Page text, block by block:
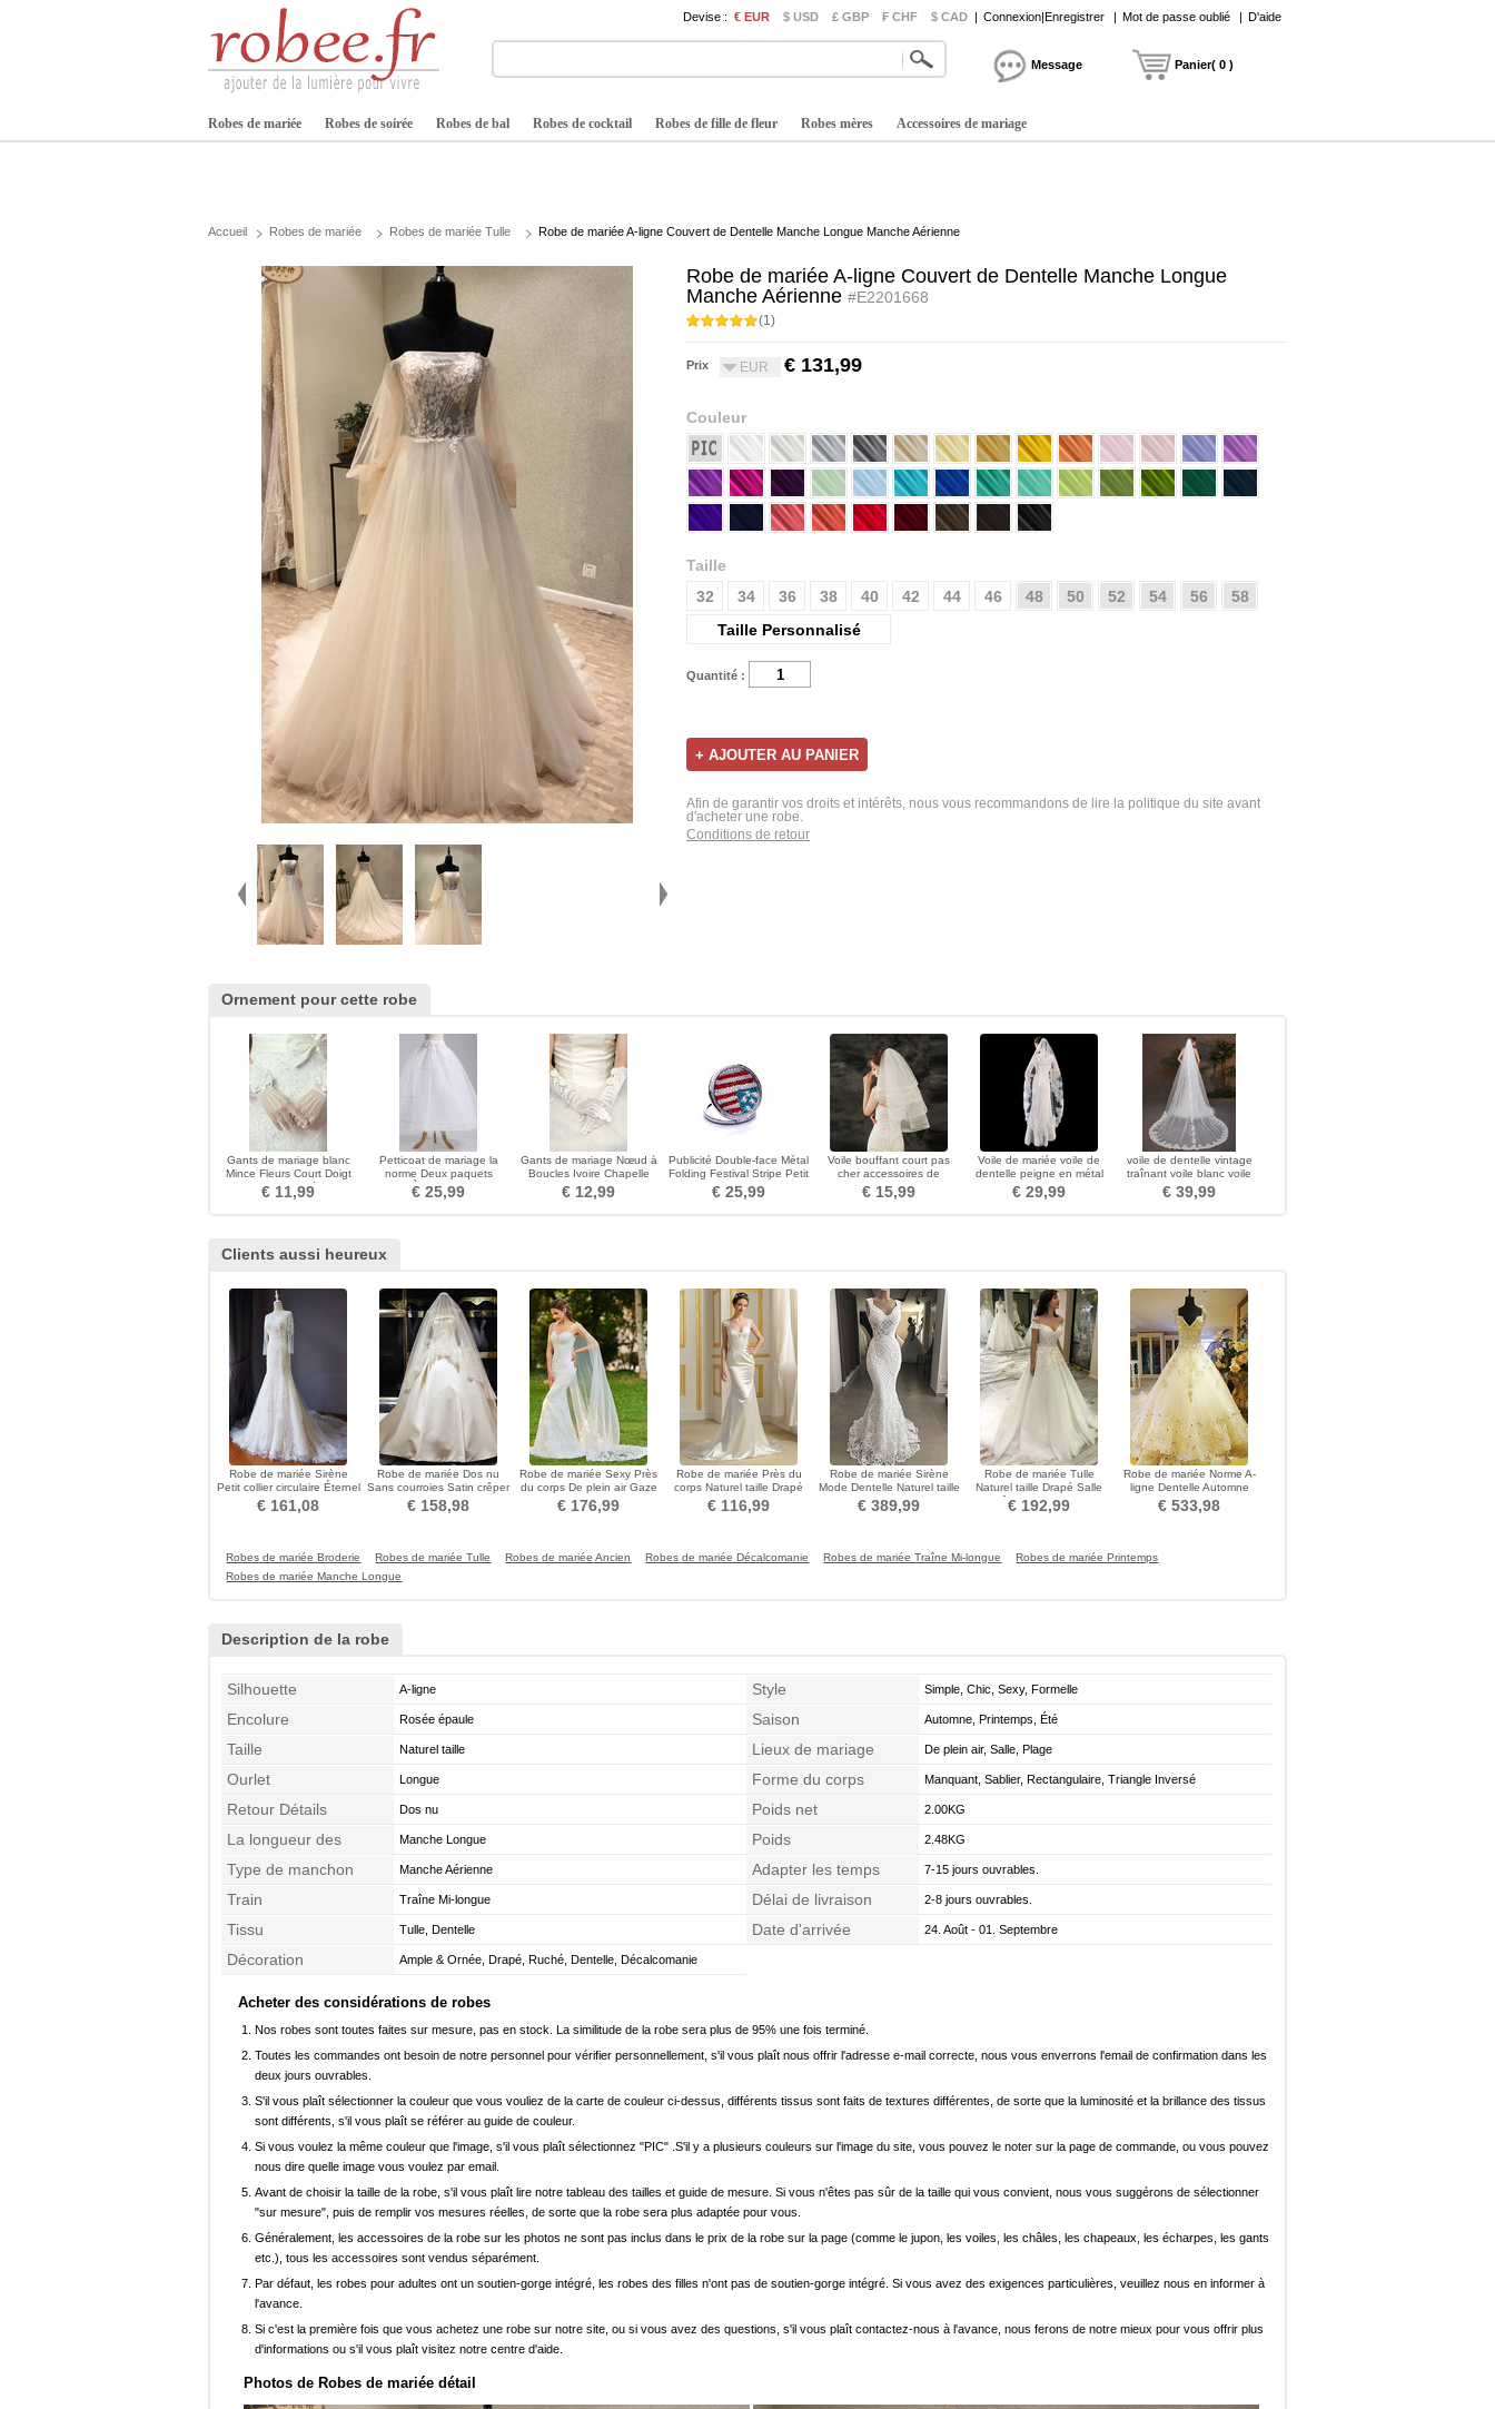
Devise : € EUR $ USD £ GBP ₣ CHF $ CAD | Connexion|Enregistrer | Mot de passe oublié | D'aide
Message Panier( 0 )
Robes de mariée Robes de soirée Robes de bal Robes de cocktail Robes de fille de fleur Robes mères Accessoires de mariage
Accueil Robes de mariée Robes de mariée Tulle Robe de mariée A-ligne Couvert de Dentelle Manche Longue Manche Aérienne
Robe de mariée A-ligne Couvert de Dentelle Manche Longue
Manche Aérienne #E2201668
(1)
Prix EUR € 131,99
Couleur
Taille
32
34 36 38 40 42 44 46 48 50 52 54 56
58
Taille Personnalisé
Quantité :
Afin de garantir vos droits et intérêts, nous vous recommandons de lire la politique du site avant
d'acheter une robe.
Conditions de retour
Ornement pour cette robe
Gants de mariage blanc
Mince Fleurs Court Doigt
entier Epurée
€ 11,99
Petticoat de mariage la
norme Deux paquets
Longue À la mode Taffetas
en polyester
€ 25,99
Gants de mariage Nœud à
Boucles Ivoire Chapelle
Spandex Longue
€ 12,99
Publicité Double-face Métal
Folding Festival Stripe Petit
miroir et peigne
€ 25,99
Voile bouffant court pas
cher accessoires de
mariage voile simple
€ 15,99
Voile de mariée voile de
dentelle peigne en métal
voile accessoires de
mariage
€ 29,99
voile de dentelle vintage
traînant voile blanc voile
photo de mariage de
mariée
€ 39,99
Clients aussi heureux
Robe de mariée Sirène
Petit collier circulaire Éternel
Tribunal train
€ 161,08
Robe de mariée Dos nu
Sans courroies Satin crêper
Printemps Sans Manches
€ 158,98
Robe de mariée Sexy Près
du corps De plein air Gaze
Train de balayage
€ 176,99
Robe de mariée Près du
corps Naturel taille Drapé
Satin Luxueux
€ 116,99
Robe de mariée Sirène
Mode Dentelle Naturel taille
Sans Manches
€ 389,99
Robe de mariée Tulle
Naturel taille Drapé Salle
des fêtes Sans Manches
€ 192,99
Robe de mariée Norme A-
ligne Dentelle Automne
Haute Couvert Naturel taille
€ 533,98
Robes de mariée Broderie Robes de mariée Tulle Robes de mariée Ancien Robes de mariée Décalcomanie Robes de mariée Traîne Mi-longue
Robes de mariée Printemps
Robes de mariée Manche Longue
Description de la robe
Silhouette A-ligne Style Simple, Chic, Sexy, Formelle
Encolure Rosée épaule Saison Automne, Printemps, Été
Taille Naturel taille Lieux de mariage De plein air, Salle, Plage
Ourlet Longue Forme du corps Manquant, Sablier, Rectangulaire, Triangle Inversé
Retour Détails Dos nu Poids net 2.00KG
La longueur des
manches
Manche Longue Poids 2.48KG
Type de manchon Manche Aérienne Adapter les temps 7-15 jours ouvrables.
Train Traîne Mi-longue Délai de livraison 2-8 jours ouvrables.
Tissu Tulle, Dentelle Date d'arrivée 24. Août - 01. Septembre
Décoration Ample & Ornée, Drapé, Ruché, Dentelle, Décalcomanie
Acheter des considérations de robes
Nos robes sont toutes faites sur mesure, pas en stock. La similitude de la robe sera plus de 95% une fois terminé.
Toutes les commandes ont besoin de notre personnel pour vérifier personnellement, s'il vous plaît nous offrir l'adresse e-mail correcte, nous vous enverrons l'email de confirmation dans les
deux jours ouvrables.
S'il vous plaît sélectionner la couleur que vous vouliez de la carte de couleur ci-dessus, différents tissus sont faits de textures différentes, de sorte que la luminosité et la brillance des tissus
sont différents, s'il vous plaît se référer au guide de couleur.
Si vous voulez la même couleur que l'image, s'il vous plaît sélectionnez "PIC" .S'il y a plusieurs couleurs sur l'image du site, vous pouvez le noter sur la page de commande, ou vous pouvez
nous dire quelle image vous voulez par email.
Avant de choisir la taille de la robe, s'il vous plaît lire notre tableau des tailles et guide de mesure. Si vous n'êtes pas sûr de la taille qui vous convient, nous vous suggérons de sélectionner
"sur mesure", puis de remplir vos mesures réelles, de sorte que la robe sera plus adaptée pour vous.
Généralement, les accessoires de la robe sur les photos ne sont pas inclus dans le prix de la robe sur la page (comme le jupon, les voiles, les châles, les chapeaux, les écharpes, les gants
etc.), tous les accessoires sont vendus séparément.
Par défaut, les robes pour adultes ont un soutien-gorge intégré, les robes des filles n'ont pas de soutien-gorge intégré. Si vous avez des exigences particulières, veuillez nous en informer à
l'avance.
Si c'est la première fois que vous achetez une robe sur notre site, ou si vous avez des questions, s'il vous plaît contactez-nous à l'avance, nous ferons de notre mieux pour vous offrir plus
d'informations ou s'il vous plaît visitez notre centre d'aide.
Photos de Robes de mariée détail